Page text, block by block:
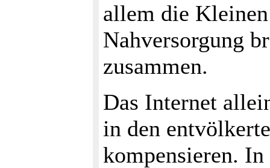
allem die
Nahversorgung
zusammen.
Das Internet
in den
kompensieren.